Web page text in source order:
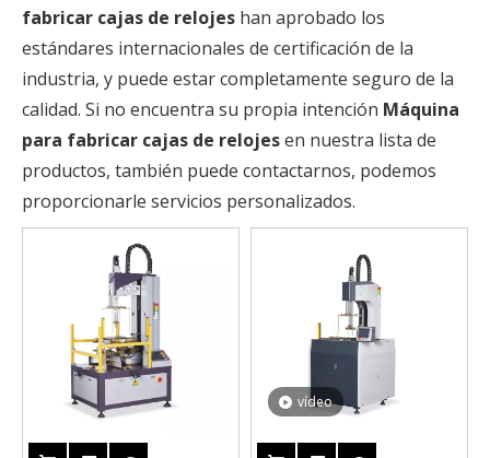
fabricar cajas de relojes han aprobado los
estándares internacionales de certificación de la
industria, y puede estar completamente seguro de la
calidad. Si no encuentra su propia intención Máquina
para fabricar cajas de relojesen nuestra lista de
productos, también puede contactarnos, podemos
proporcionarle servicios personalizados.
vídeo